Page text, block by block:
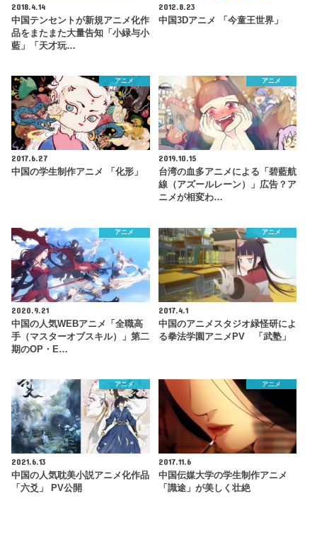
2018.4.14
中国テンセントが新規アニメ化作
品をまたまた大量告知「小緑与小
藍」「天才玩…
2012.8.23
中国3Dアニメ 「今童王世界」
アニメ
2017.6.27
中国の学生制作アニメ 「化形」
アニメ
2019.10.15
台湾の血多アニメによる「碧藍航
線（アズールレーン）」広告？ア
ニメが相変わ…
アニメ
2020.9.21
中国の人気WEBアニメ「全職高
手（マスターオブスキル）」第二
期のOP・E…
アニメ
2017.4.1
中国のアニメスタジオ緑怪研によ
る拳法学園アニメPV 「武塾」
アニメ
2021.6.13
中国の人気耽美小説アニメ化作品
「六爻」 PV公開
アニメ
2017.11.6
中国伝媒大学の学生制作アニメ
「識途」が美しく壮絶